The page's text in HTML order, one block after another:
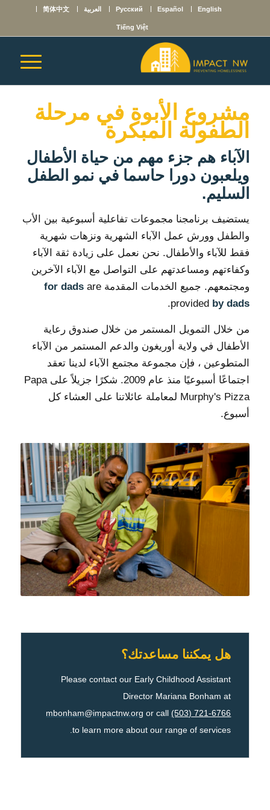
English
Español
Русский العربية 简体中文
Tiếng Việt
مشروع الأبوة في مرحلة
الطفولة المبكرة
الآباء هم جزء مهم من حياة الأطفال
ويلعبون دورا حاسما في نمو الطفل
السليم.
يستضيف برنامجنا مجموعات تفاعلية أسبوعية بين الأب
والطفل وورش عمل الآباء الشهرية ونزهات شهرية
فقط للآباء والأطفال. نحن نعمل على زيادة ثقة الآباء
وكفاءتهم ومساعدتهم على التواصل مع الآباء الآخرين
ومجتمعهم. جميع الخدمات المقدمة
for dads are
provided by dads
.
من خلال التمويل المستمر من خلال صندوق رعاية
الأطفال في ولاية أوريغون والدعم المستمر من الآباء
المتطوعين ، فإن مجموعة مجتمع الآباء لدينا تعقد
اجتماعًا أسبوعيًا منذ عام 2009. شكرًا جزيلاً على Papa
Murphy's Pizza لمعاملة عائلاتنا على العشاء كل
أسبوع.
هل يمكننا مساعدتك؟
Please contact our Early Childhood Assistant
Director Mariana Bonham at
mbonham@impactnw.org or call(503) 721-6766
to learn more about our range of services.